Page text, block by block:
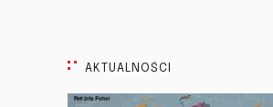
AKTUALNOŚCI